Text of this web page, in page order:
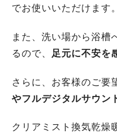
でお使いいただけます。
また、洗い場から浴槽
るので、
足元に不安を
さらに、お客様のご要
やフルデジタルサウン
クリアミスト換気乾燥